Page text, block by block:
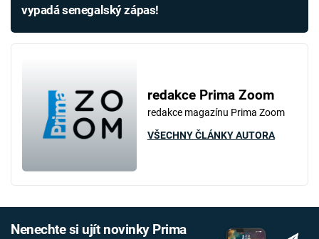
vypadá senegalský zápas!
redakce Prima Zoom
redakce magazínu Prima Zoom
VŠECHNY ČLÁNKY AUTORA
Nenechte si ujít novinky Prima